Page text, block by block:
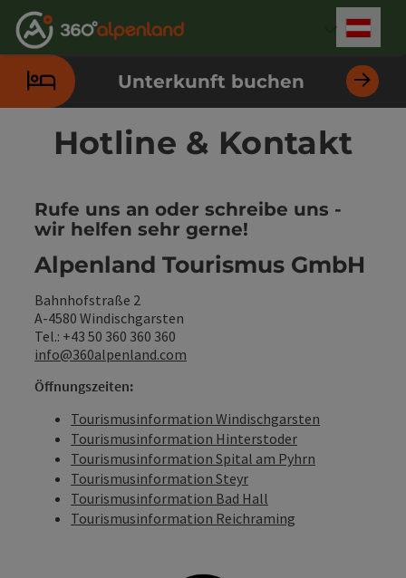
Zum Inhalt
Zur Navigation
Zum Seitenanfang
Zur Kontaktseite
Zur Suche
Zum Impressum
Zu den Hinweisen zur Bedienung der Website
Zur Startseite
Unterkunft buchen
Hotline & Kontakt
Rufe uns an oder schreibe uns -
wir helfen sehr gerne!
Alpenland Tourismus GmbH
Bahnhofstraße 2
A-4580 Windischgarsten
Tel.: +43 50 360 360 360
info@360alpenland.com
Öffnungszeiten:
Tourismusinformation Windischgarsten
Tourismusinformation Hinterstoder
Tourismusinformation Spital am Pyhrn
Tourismusinformation Steyr
Tourismusinformation Bad Hall
Tourismusinformation Reichraming